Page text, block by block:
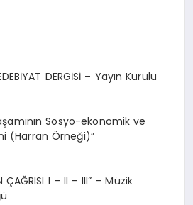
DERGİSİ – Yayın Kurulu
Sosyo-ekonomik ve
(Harran Örneği)”
I – II – III” – Müzik